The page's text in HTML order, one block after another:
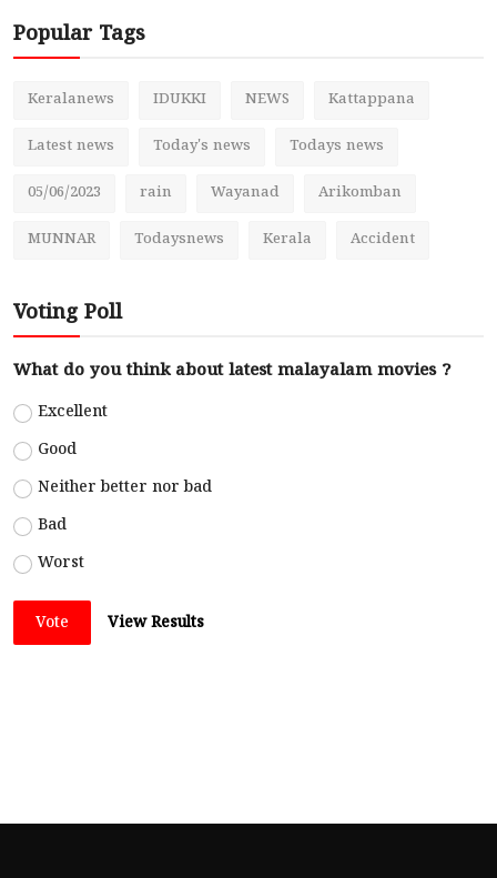
Popular Tags
Keralanews IDUKKI NEWS Kattappana
Latest news Today's news Todays news
05/06/2023 rain Wayanad Arikomban
MUNNAR Todaysnews Kerala Accident
Voting Poll
What do you think about latest malayalam movies ?
Excellent
Good
Neither better nor bad
Bad
Worst
Vote View Results